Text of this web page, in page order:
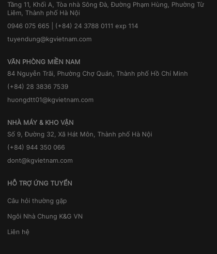
Tầng 11, Khối A, Tòa nhà Sông Đà, Đường Phạm Hùng, Phường Từ
Liêm, Thành phố Hà Nội
0946 075 665 | (+84) 24 3788 0111 exp 114
tuyendung@kgvietnam.com
VĂN PHÒNG MIỀN NAM
84 Nguyễn Trãi, Phường Chợ Quán, Thành phố Hồ Chí Minh
(+84) 28 3836 7539
huongdtt01@kgvietnam.com
NHÀ MÁY & KHO VẬN
Số 9, Đường 32, Xã Hát Môn, Thành phố Hà Nội
(+84) 944 350 066
dont@kgvietnam.com
HỖ TRỢ ỨNG TUYỂN
Câu hỏi thường gặp
Ngôi Nhà Chung K&G VN
Liên hệ